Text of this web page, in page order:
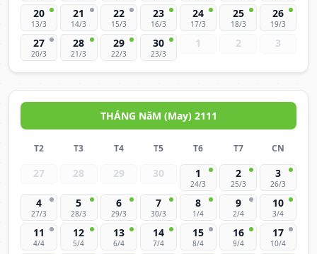
20
13/3
21
14/3
22
15/3
23
16/3
24
17/3
25
18/3
26
19/3
27
20/3
28
21/3
29
22/3
30
23/3
1 2 3
THÁNG NăM (May) 2111
T2 T3 T4 T5 T6 T7 CN
27 28 29 30 1
24/3
2
25/3
3
26/3
4
27/3
5
28/3
6
29/3
7
30/3
8
1/4
9
2/4
10
3/4
11
4/4
12
5/4
13
6/4
14
7/4
15
8/4
16
9/4
17
10/4